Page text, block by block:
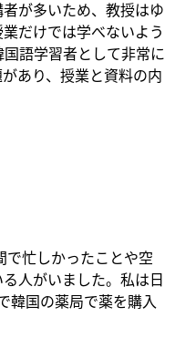
が多いため、教授はゆ
だけでは学べないよう
語学習者として非常に
あり、授業と資料の内
忙しかったことや空
人がいました。私は日
韓国の薬局で薬を購入